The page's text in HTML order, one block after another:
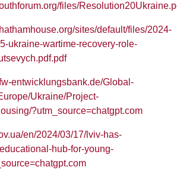
files/
sites/default/files/2024-
ukraine-wartime-recovery-role-
entwicklungsbank.de/Global-
Ukraine/Project-
?utm_source=chatgpt.com
en/2024/03/17/lviv-has-
hub-for-young-